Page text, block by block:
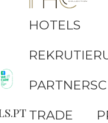
HOTELS
TRADE